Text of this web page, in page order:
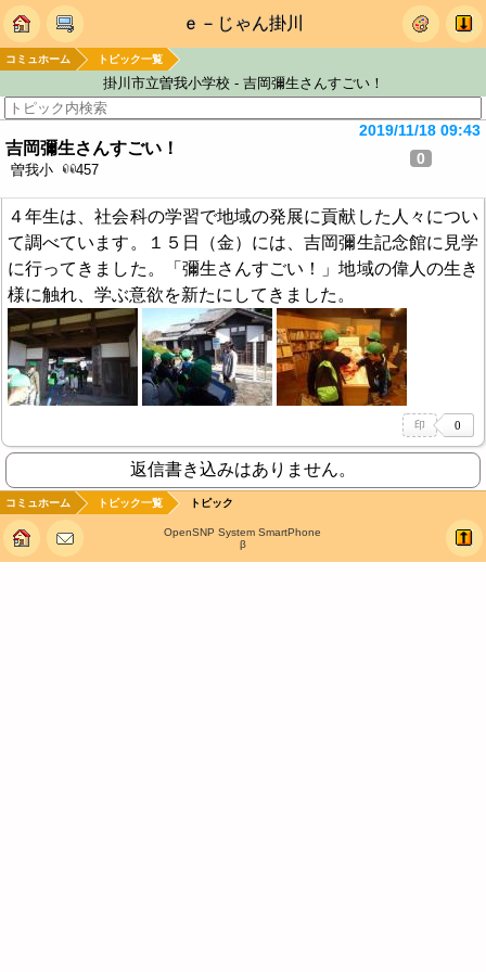
ｅ－じゃん掛川
コミュホーム トピック一覧
掛川市立曽我小学校 - 吉岡彌生さんすごい！
吉岡彌生さんすごい！
曽我小 457
2019/11/18 09:43
0
４年生は、社会科の学習で地域の発展に貢献した人々につい
て調べています。１５日（金）には、吉岡彌生記念館に見学
に行ってきました。「彌生さんすごい！」地域の偉人の生き
様に触れ、学ぶ意欲を新たにしてきました。
返信書き込みはありません。
コミュホーム トピック一覧 トピック
OpenSNP System SmartPhone
β